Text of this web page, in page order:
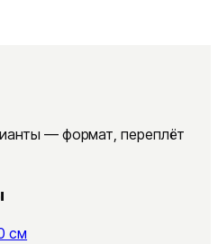
— формат, переплёт
см